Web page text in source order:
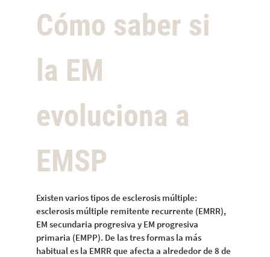
Cómo saber si
la EM
evoluciona a
EMSP
Existen varios tipos de esclerosis múltiple:
esclerosis múltiple remitente recurrente (EMRR),
EM secundaria progresiva y EM progresiva
primaria (EMPP). De las tres formas la más
habitual es la EMRR que afecta a alrededor de 8 de